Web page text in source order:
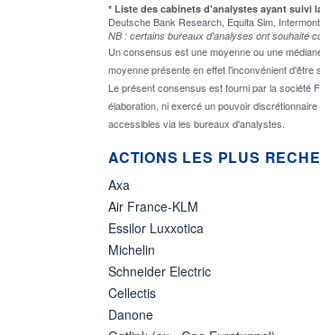
* Liste des cabinets d'analystes ayant suivi
Deutsche Bank Research, Equita Sim,
NB : certains bureaux d'analyses ont souhaité
Un consensus est une moyenne ou une
moyenne présente en effet l'inconvénient d'être
Le présent consensus est fourni par la société
élaboration, ni exercé un pouvoir
accessibles via les bureaux d'analystes.
ACTIONS LES PLUS
Axa
Air France-KLM
Essilor Luxxotica
Michelin
Schneider Electric
Cellectis
Danone